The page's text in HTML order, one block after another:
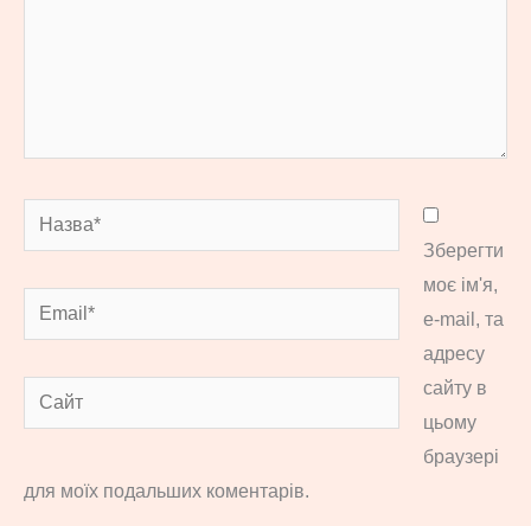
Назва*
Email*
Сайт
Зберегти
моє ім'я,
e-mail, та
адресу
сайту в
цьому
браузері
для моїх подальших коментарів.